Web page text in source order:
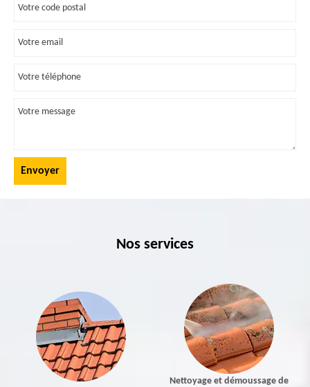
Nos services
Nettoyage et démoussage de